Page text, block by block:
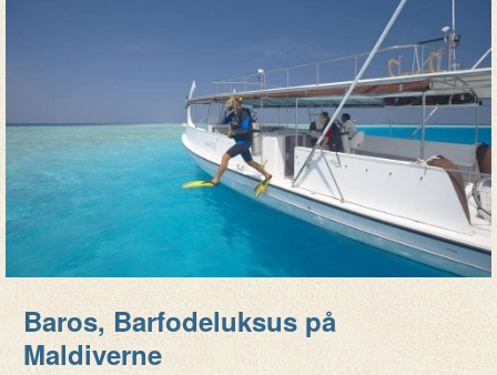
Baros, Barfodeluksus på
Maldiverne